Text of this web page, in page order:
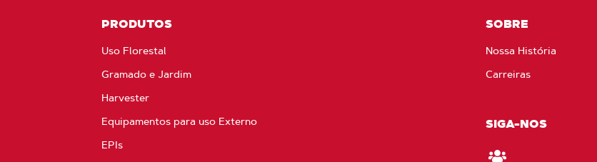
PRODUTOS
Uso Florestal
Gramado e Jardim
Harvester
Equipamentos para uso Externo
EPIs
SOBRE
Nossa História
Carreiras
SIGA-NOS